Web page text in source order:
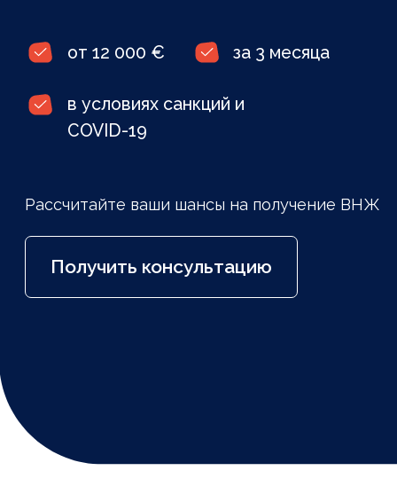
Рассчитайте ваши шансы на получение ВНЖ
Получить консультацию
Талант» и теперь поможем вам